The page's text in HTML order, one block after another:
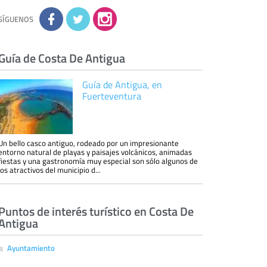
Derechos:tiene derecho a saber qué
información tenemos sobre usted, corregirla y
eliminarla, tal y como se explica en la
información adicional disponible en nuestra
la información adicional y detallada sobre cómo
tratamos sus datos en lapolítica de privacidad
de Costa De Antigua
Guía de Antigua, en
Fuerteventura
bello casco antiguo, rodeado por un impresionante
natural de playas y paisajes volcánicos, animadas
y una gastronomía muy especial son sólo algunos de
atractivos del municipio d...
de interés turístico en Costa De
Ayuntamiento